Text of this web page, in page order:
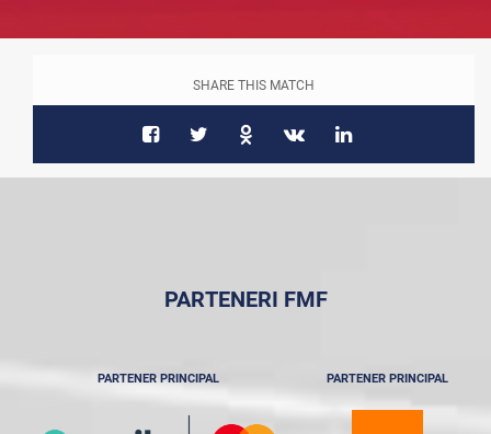
SHARE THIS MATCH
PARTENERI FMF
PARTENER PRINCIPAL PARTENER PRINCIPAL